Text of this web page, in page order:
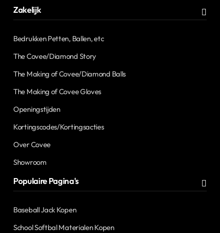
Zakelijk
Bedrukken Petten, Ballen, etc
The Covee/Diamond Story
The Making of Covee/Diamond Balls
The Making of Covee Gloves
Openingstijden
Kortingscodes/Kortingsacties
Over Covee
Showroom
Populaire Pagina's
Baseball Jack Kopen
School Softbal Materialen Kopen